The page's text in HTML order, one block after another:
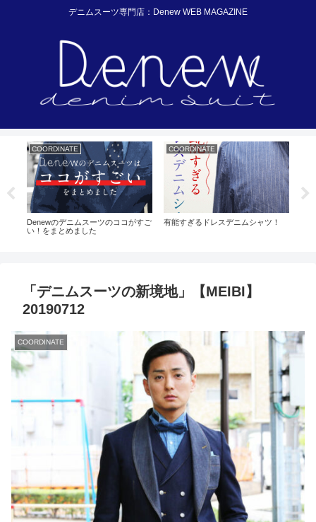
デニムスーツ専門店：Denew WEB MAGAZINE
COORDINATE
Denewのデニムスーツのココがすご
い！をまとめました
COORDINATE
有能すぎるドレスデニムシャツ！
「デニムスーツの新境地」【MEIBI】
20190712
COORDINATE